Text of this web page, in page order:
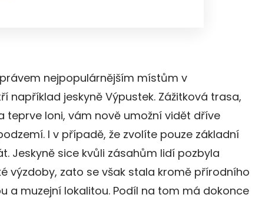
nejpopulárnějším místům v
například jeskyně Výpustek. Zážitková trasa,
teprve loni, vám nově umožní vidět dříve
I v případě, že zvolíte pouze základní
Jeskyně sice kvůli zásahům lidí pozbyla
výzdoby, zato se však stala kromě přírodního
a muzejní lokalitou. Podíl na tom má dokonce